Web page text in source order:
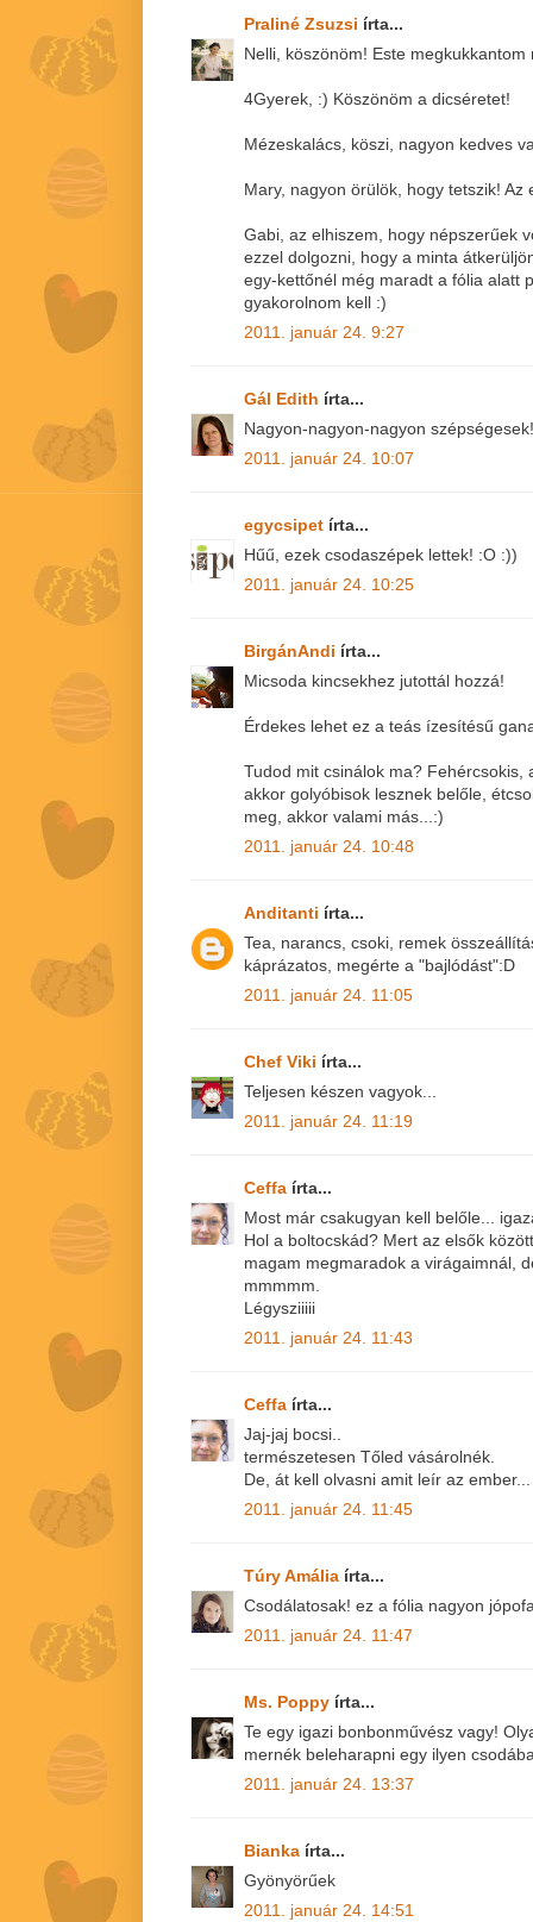
Praliné Zsuzsi írta...
Nelli, köszönöm! Este
4Gyerek, :) Köszönöm a dicséretet!
Mézeskalács, köszi, nagyon kedves
Mary, nagyon örülök, hogy tetszik!
Gabi, az elhiszem, hogy népszerűek
ezzel dolgozni, hogy a minta
egy-kettőnél még maradt a fólia alatt
gyakorolnom kell :)
2011. január 24. 9:27
Gál Edith írta...
Nagyon-nagyon-nagyon
2011. január 24. 10:07
egycsipet írta...
Hűű, ezek csodaszépek lettek! :O :))
2011. január 24. 10:25
BirgánAndi írta...
Micsoda kincsekhez jutottál hozzá!
Érdekes lehet ez a teás ízesítésű
Tudod mit csinálok ma? Fehércsokis,
akkor golyóbisok lesznek belőle,
meg, akkor valami más...:)
2011. január 24. 10:48
Anditanti írta...
Tea, narancs, csoki, remek
káprázatos, megérte a "bajlódást":D
2011. január 24. 11:05
Chef Viki írta...
Teljesen készen vagyok...
2011. január 24. 11:19
Ceffa írta...
Most már csakugyan kell belőle...
Hol a boltocskád? Mert az elsők
magam megmaradok a virágaimnál,
mmmmm.
Légysziiiii
2011. január 24. 11:43
Ceffa írta...
Jaj-jaj bocsi..
természetesen Tőled vásárolnék.
De, át kell olvasni amit leír az ember...
2011. január 24. 11:45
Túry Amália írta...
Csodálatosak! ez a fólia nagyon
2011. január 24. 11:47
Ms. Poppy írta...
Te egy igazi bonbonművész vagy!
mernék beleharapni egy ilyen
2011. január 24. 13:37
Bianka írta...
Gyönyörűek
2011. január 24. 14:51